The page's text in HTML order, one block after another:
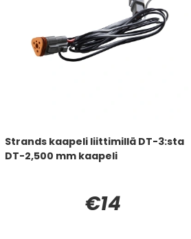
Strands kaapeli liittimillä DT-3:sta
DT-2,500 mm kaapeli
€14